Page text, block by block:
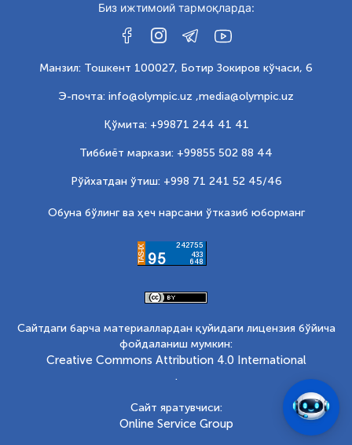
Биз ижтимоий тармоқларда:
Манзил: Тошкент 100027, Ботир Зокиров кўчаси, 6
Э-почта: info@olympic.uz ,media@olympic.uz
Қўмита: +99871 244 41 41
Тиббиёт маркази: +99855 502 88 44
Рўйхатдан ўтиш: +998 71 241 52 45/46
Обуна бўлинг ва ҳеч нарсани ўтказиб юборманг
Сайтдаги барча материаллардан қуйидаги лицензия бўйича
фойдаланиш мумкин:
Creative Commons Attribution 4.0 International
.
Сайт яратувчиси:
Online Service Group